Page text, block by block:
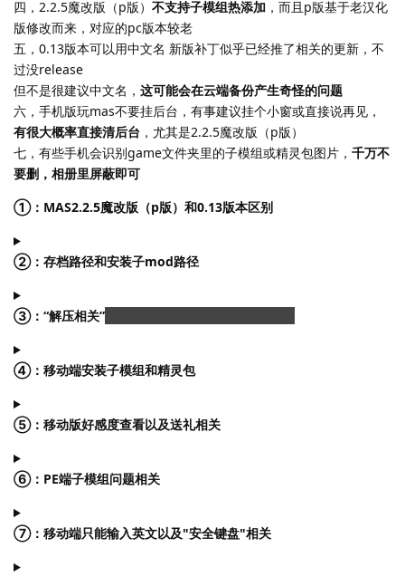
四，2.2.5魔改版（p版） 不支持子模组热添加 ，而且p版基于老汉化
版修改而来，对应的pc版本较老
五，0.13版本可以用中文名 新版补丁似乎已经推了相关的更新，不
过没release
但不是很建议中文名， 这可能会在云端备份产生奇怪的问题
六，手机版玩mas不要挂后台，有事建议挂个小窗或直接说再见，
有很大概率直接清后台 ，尤其是2.2.5魔改版（p版）
七，有些手机会识别game文件夹里的子模组或精灵包图片， 千万不
要删，相册里屏蔽即可
①：MAS2.2.5魔改版（p版）和0.13版本区别
②：存档路径和安装子mod路径
③：“解压相关”
④：移动端安装子模组和精灵包
⑤：移动版好感度查看以及送礼相关
⑥：PE端子模组问题相关
⑦：移动端只能输入英文以及"安全键盘"相关